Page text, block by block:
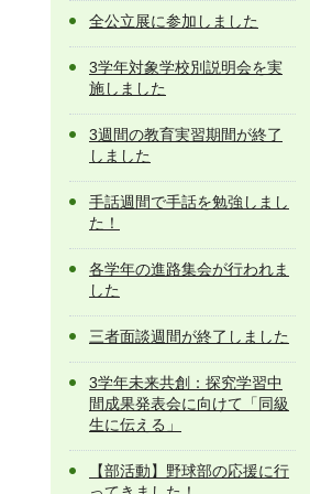
全公立展に参加しました
3学年対象学校別説明会を実
施しました
3週間の教育実習期間が終了
しました
手話週間で手話を勉強しまし
た！
各学年の進路集会が行われま
した
三者面談週間が終了しました
3学年未来共創：探究学習中
間成果発表会に向けて「同級
生に伝える」
【部活動】野球部の応援に行